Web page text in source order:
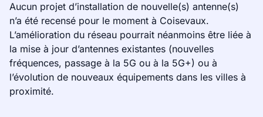
Aucun projet d’installation de nouvelle(s) antenne(s)
n’a été recensé pour le moment à Coisevaux.
L’amélioration du réseau pourrait néanmoins être liée à
la mise à jour d’antennes existantes (nouvelles
fréquences, passage à la 5G ou à la 5G+) ou à
l’évolution de nouveaux équipements dans les villes à
proximité.